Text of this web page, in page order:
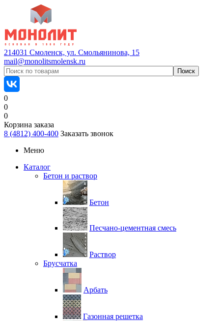
214031 Смоленск, ул. Смольянинова, 15
mail@monolitsmolensk.ru
0
0
0
Корзина заказа
8 (4812) 400-400 Заказать звонок
Меню
Каталог
Бетон и раствор
Бетон
Песчано-цементная смесь
Раствор
Брусчатка
Арбать
Газонная решетка